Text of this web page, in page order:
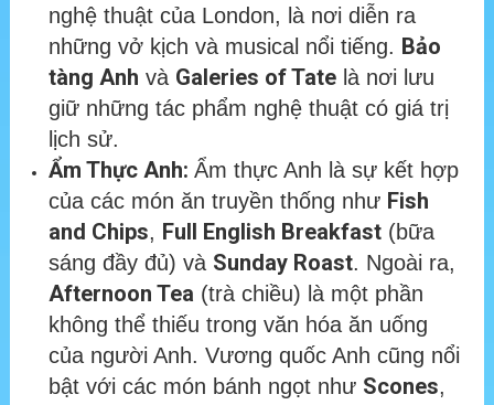
nghệ thuật của London, là nơi diễn ra
những vở kịch và musical nổi tiếng. Bảo
tàng Anh và Galeries of Tate là nơi lưu
giữ những tác phẩm nghệ thuật có giá trị
lịch sử.
Ẩm Thực Anh: Ẩm thực Anh là sự kết hợp
của các món ăn truyền thống như Fish
and Chips, Full English Breakfast (bữa
sáng đầy đủ) và Sunday Roast. Ngoài ra,
Afternoon Tea (trà chiều) là một phần
không thể thiếu trong văn hóa ăn uống
của người Anh. Vương quốc Anh cũng nổi
bật với các món bánh ngọt như Scones,